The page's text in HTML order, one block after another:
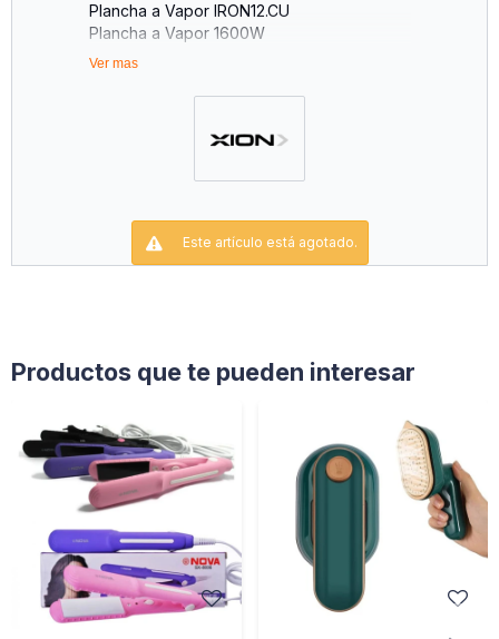
Plancha a Vapor IRON12.CU
Plancha a Vapor 1600W
Potencia 1600W - Placa Antiadherente
Longitud de Cable 1.7 Mts. - Tanque 170 Ml
Ver mas
Este artículo está agotado.
Productos que te pueden interesar